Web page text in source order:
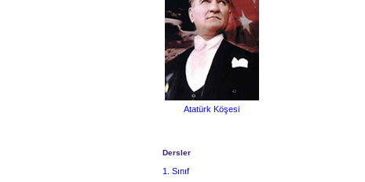
Atatürk Köşesi
Dersler
1. Sınıf